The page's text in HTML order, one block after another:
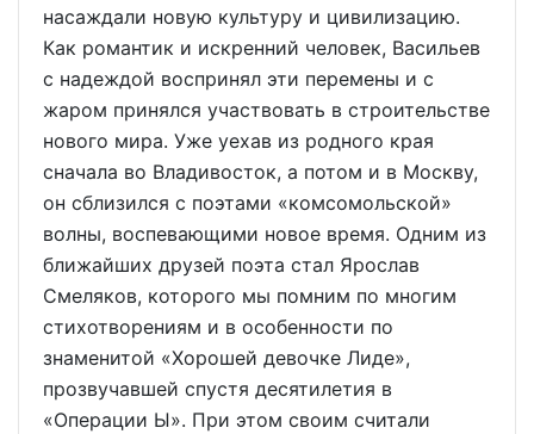
насаждали новую культуру и цивилизацию.
Как романтик и искренний человек, Васильев
с надеждой воспринял эти перемены и с
жаром принялся участвовать в строительстве
нового мира. Уже уехав из родного края
сначала во Владивосток, а потом и в Москву,
он сблизился с поэтами «комсомольской»
волны, воспевающими новое время. Одним из
ближайших друзей поэта стал Ярослав
Смеляков, которого мы помним по многим
стихотворениям и в особенности по
знаменитой «Хорошей девочке Лиде»,
прозвучавшей спустя десятилетия в
«Операции Ы». При этом своим считали